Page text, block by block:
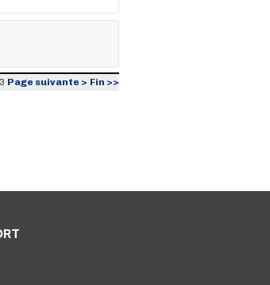
Page suivante > Fin >>